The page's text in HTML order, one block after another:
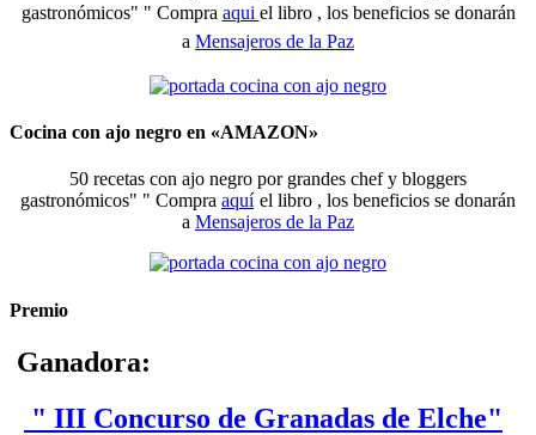
gastronómicos" " Compra aqui el libro , los beneficios se donarán
a Mensajeros de la Paz
Cocina con ajo negro en «AMAZON»
50 recetas con ajo negro por grandes chef y bloggers
gastronómicos" " Compra aquí el libro , los beneficios se donarán
a Mensajeros de la Paz
Premio
Ganadora:
" III Concurso de Granadas de Elche"